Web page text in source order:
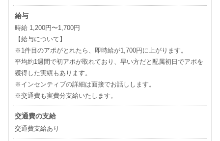
給与
時給 1,200円〜1,700円
【給与について】
※1件目のアポがとれたら、即時給が1,700円に上がります。
平均約1週間で初アポが取れており、早い方だと配属初日でアポを
獲得した実績もあります。
※インセンティブの詳細は面接でお話しします。
※交通費も実費分支給いたします。
交通費の支給
交通費支給あり